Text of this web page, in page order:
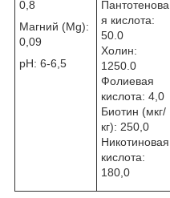
0,8
Магний (Mg):
0,09
pH: 6-6,5
Пантотенова
я кислота:
50.0
Холин:
1250.0
Фолиевая
кислота: 4,0
Биотин (мкг/
кг): 250,0
Никотиновая
кислота:
180,0